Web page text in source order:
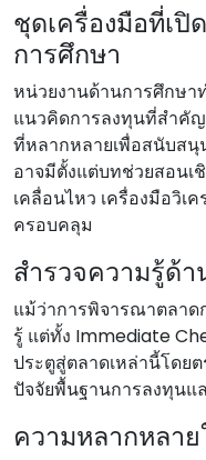
ชุดเครื่องมือที่เปิ
การศึกษา
หน่วยงานด้านการศึกษา
แนวคิดการลงทุนที่สําคัญ
ที่หลากหลายเพื่อสนับสนุ
อาจมีตั้งแต่บทช่วยสอนเ
เคลื่อนไหว เครื่องมือวิเ
ครอบคลุม
สํารวจความรู้ด้า
แม้ว่าการพิจารณาตลาด
รู้ แต่ทั้ง Immediate
ประตูสู่ตลาดเหล่านี้โดย
ปัจจัยพื้นฐานการลงทุน
ความหลากหลา